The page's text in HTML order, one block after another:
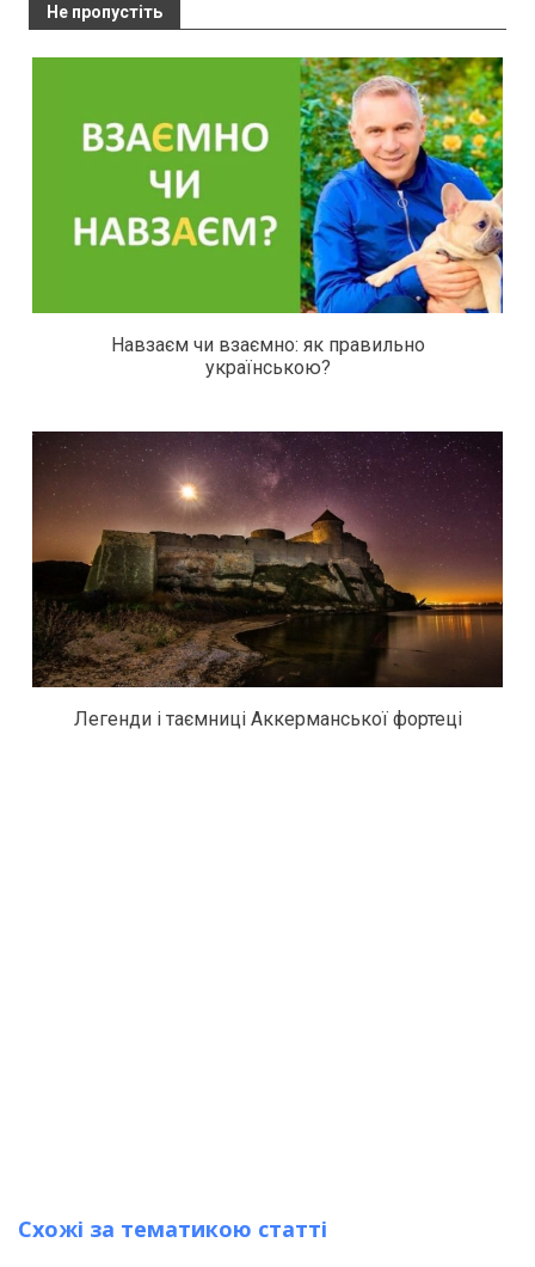
Не пропустіть
Навзаєм чи взаємно: як правильно
українською?
Легенди і таємниці Аккерманської фортеці
Схожі за тематикою статті